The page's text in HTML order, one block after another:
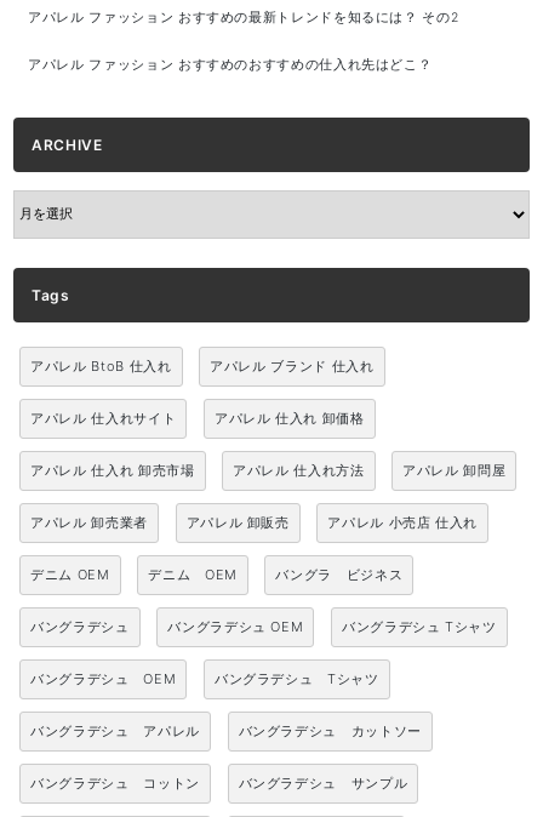
アパレル ファッション おすすめの最新トレンドを知るには？ その2
アパレル ファッション おすすめのおすすめの仕入れ先はどこ？
ARCHIVE
ARCHIVE
Tags
アパレル BtoB 仕入れ アパレル ブランド 仕入れ
アパレル 仕入れサイト アパレル 仕入れ 卸価格
アパレル 仕入れ 卸売市場 アパレル 仕入れ方法 アパレル 卸問屋
アパレル 卸売業者 アパレル 卸販売 アパレル 小売店 仕入れ
デニム OEM デニム OEM バングラ ビジネス
バングラデシュ バングラデシュ OEM バングラデシュ Tシャツ
バングラデシュ OEM バングラデシュ Tシャツ
バングラデシュ アパレル バングラデシュ カットソー
バングラデシュ コットン バングラデシュ サンプル